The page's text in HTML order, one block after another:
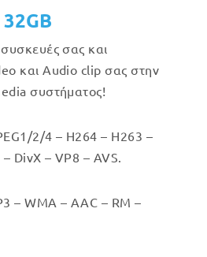
σας και
και Audio clip σας στην
συστήματος!
2/4 – H264 – H263 –
DivX – VP8 – AVS.
– WMA – AAC – RM –